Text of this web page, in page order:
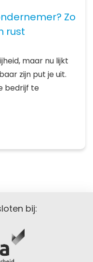
Zo
rust
maar nu lijkt
zijn put je uit.
bedrijf te
bij: